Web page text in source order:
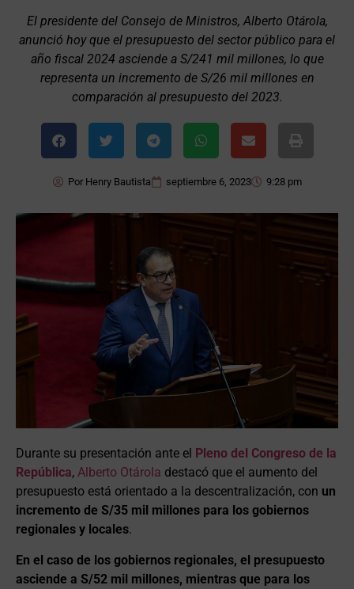
El presidente del Consejo de Ministros, Alberto Otárola,
anunció hoy que el presupuesto del sector público para el
año fiscal 2024 asciende a S/241 mil millones, lo que
representa un incremento de S/26 mil millones en
comparación al presupuesto del 2023.
PorHenry Bautista septiembre 6, 2023 9:28 pm
Durante su presentación ante el Pleno del Congreso de la
República, Alberto Otárola destacó que el aumento del
presupuesto está orientado a la descentralización, con un
incremento de S/35 mil millones para los gobiernos
regionales y locales.
En el caso de los gobiernos regionales, el presupuesto
asciende a S/52 mil millones, mientras que para los